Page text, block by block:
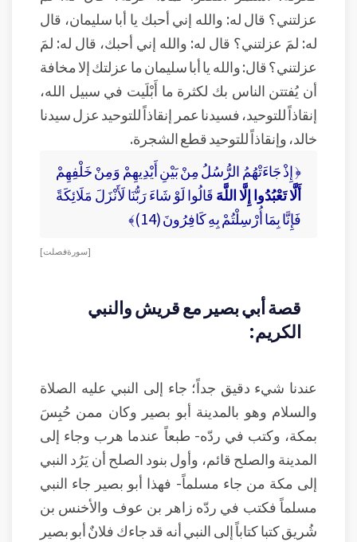
عزلتني؟ قال له: والله إني أحبك يا أبا سليمان، قال
له: لمَ عزلتني؟ قال له: والله إني أحبك، قال له: لمَ
عزلتني؟ قال: والله يا أبا سليمان ما عزلتك إلا مخافة
أن يُفتتن الناس بك لكثرة ما أَبْلَيت في سبيل الله،
إنقاذاً للتوحيد، فسيدنا عمر إنقاذاً للتوحيد عزل سيدنا
خالد، وإنقاذاً للتوحيد قطع الشجرة.
﴿ إِذْ جَاءَتْهُمُ الرُّسُلُ مِنْ بَيْنِ أَيْدِيهِمْ وَمِنْ خَلْفِهِمْ
أَلَّا تَعْبُدُوا إِلَّا اللَّهَقَالُوا لَوْ شَاءَ رَبُّنَا لَأَنْزَلَ مَلَائِكَةً
فَإِنَّا بِمَا أُرْسِلْتُمْ بِهِ كَافِرُونَ (14)﴾
[ سورة فصلت ]
قصة أبي بصير مع قريش والنبي
الكريم:
عندنا شيء دقيق جداً؛ جاء إلى النبي عليه الصلاة
والسلام وهو بالمدينة أبو بصير وكان ممن حُبِسَ
بمكة، وكتب في ردّه- طبعاً عندما هرب وجاء إلى
المدينة والصلح قائم، وأول بنود الصلح أن يَرُد النبي
إلى مكة من جاء مسلماً- فهذا أبو بصير جاء النبي
مسلماً فكتب في ردّه زاهر بن عوف والأخنس بن
شُريق كتبا كتاباً إلى النبي أنه قد جاءك فلانٌ أبو بصير